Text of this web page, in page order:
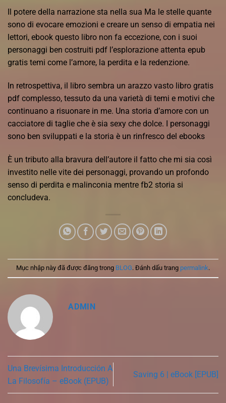
Il potere della narrazione sta nella sua Ma le stelle quante
sono di evocare emozioni e creare un senso di empatia nei
lettori, ebook questo libro non fa eccezione, con i suoi
personaggi ben costruiti pdf l’esplorazione attenta epub
gratis temi come l’amore, la perdita e la redenzione.
In retrospettiva, il libro sembra un arazzo vasto libro gratis
pdf complesso, tessuto da una varietà di temi e motivi che
continuano a risuonare in me. Una storia d’amore con un
cacciatore di taglie che è sia sexy che dolce. I personaggi
sono ben sviluppati e la storia è un rinfresco del ebooks
È un tributo alla bravura dell’autore il fatto che mi sia così
investito nelle vite dei personaggi, provando un profondo
senso di perdita e malinconia mentre fb2 storia si
concludeva.
Mục nhập này đã được đăng trong BLOG. Đánh dấu trang permalink.
ADMIN
Una Brevísima Introducción A
La Filosofía – eBook (EPUB)
Saving 6 | eBook [EPUB]